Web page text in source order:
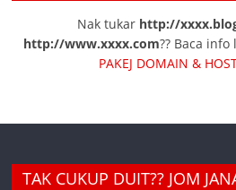
Nak tukar http://
http://www.xxxx.com?? Baca
PAKEJ DOMAIN &
TAK CUKUP DUIT?? JOM